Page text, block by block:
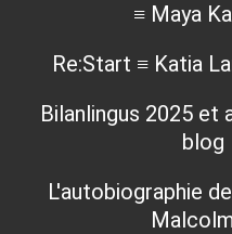
≡ Maya
Re:Start ≡ Katia
Bilanlingus 2025 et
blog
L'autobiographie